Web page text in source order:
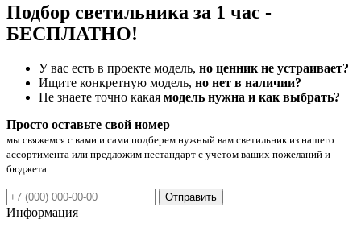
Подбор светильника за 1 час -
БЕСПЛАТНО!
У вас есть в проекте модель, но ценник не устраивает?
Ищите конкретную модель, но нет в наличии?
Не знаете точно какая модель нужна и как выбрать?
Просто оставьте свой номер
мы свяжемся с вами и сами подберем нужный вам светильник из нашего
ассортимента или предложим нестандарт с учетом ваших пожеланий и
бюджета
Отправить
Информация